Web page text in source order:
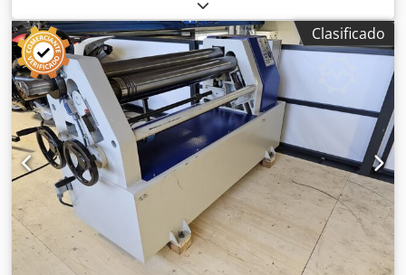
superior: 130 mm Peso: 1265 kg Dimensiones:
2670x1110x1050 mm Equipamiento: - Rodillos centrales
accionados por motor eléctrico, reductora planetaria y
transmisión por engranajes - Rodillo superior abatible
lateralmente - Motor principal con freno - Dispositivo para
curvado cónico - Consola de control móvil y pedalera -
Marcado CE / Declaración de conformidad Codpfx
Absyvvrhe Rorf Equipamiento especial: - Rodillos
endurecidos por inducción - Ajuste motorizado del rodillo
trasero - Indicador digital para el rodillo trasero
Clasificado